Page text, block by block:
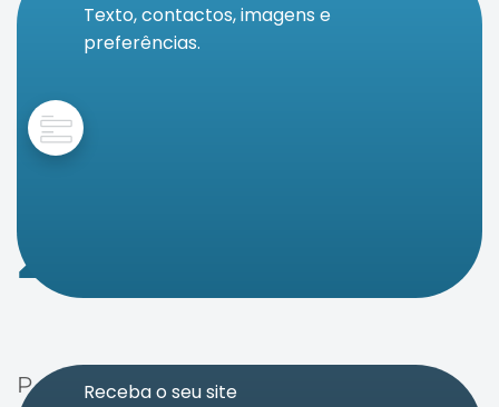
A
O
2
Texto, contactos, imagens e
preferências.
Receba o seu site
P